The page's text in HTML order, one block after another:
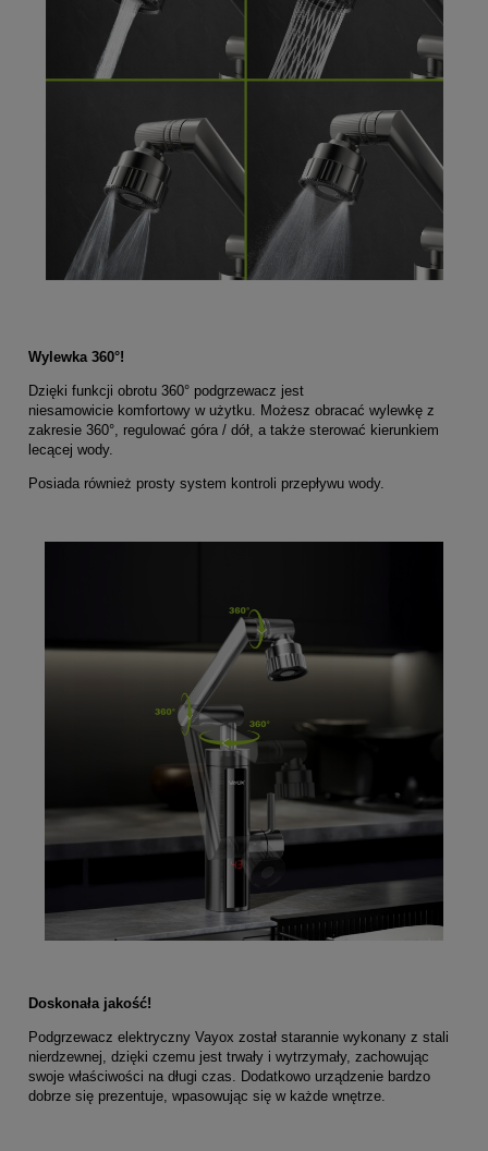
Wylewka 360°!
Dzięki funkcji obrotu 360° podgrzewacz jest
niesamowicie komfortowy w użytku. Możesz obracać wylewkę z
zakresie 360°, regulować góra / dół, a także sterować kierunkiem
lecącej wody.
Posiada również prosty system kontroli przepływu wody.
Doskonała jakość!
Podgrzewacz elektryczny Vayox został starannie wykonany z stali
nierdzewnej, dzięki czemu jest trwały i wytrzymały, zachowując
swoje właściwości na długi czas. Dodatkowo urządzenie bardzo
dobrze się prezentuje, wpasowując się w każde wnętrze.